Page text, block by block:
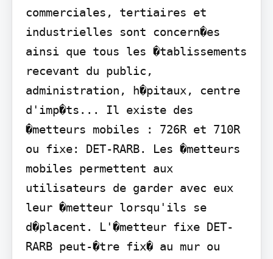
commerciales, tertiaires et
industrielles sont concern�es
ainsi que tous les �tablissements
recevant du public,
administration, h�pitaux, centre
d'imp�ts... Il existe des
�metteurs mobiles : 726R et 710R
ou fixe: DET-RARB. Les �metteurs
mobiles permettent aux
utilisateurs de garder avec eux
leur �metteur lorsqu'ils se
d�placent. L'�metteur fixe DET-
RARB peut-�tre fix� au mur ou